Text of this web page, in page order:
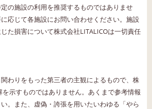
の施設の利用を推奨するものではありませ
応じて各施設にお問い合わせください。施設
た損害について株式会社LITALICOは一切責任
わりをもった第三者の主観によるもので、株
を示すものではありません。あくまで参考情報
。また、虚偽・誇張を用いたいわゆる「やら